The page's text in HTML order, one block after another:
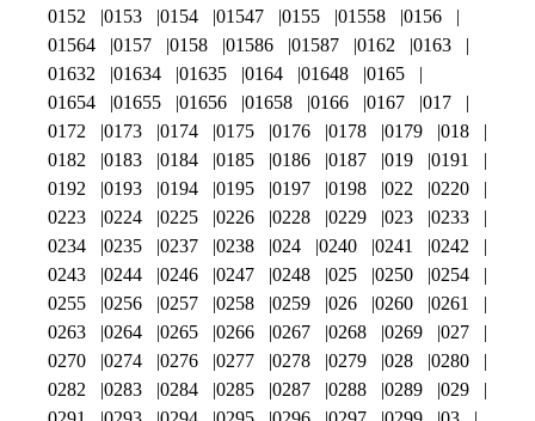
0152
0153 0154 01547 0155 01558
0156
01564
0157 0158 01586 01587 0162
0163
01632
01634 01635 0164 01648
0165
01654
01655 01656 01658 0166 0167
017
0172
0173 0174 0175 0176 0178 0179
018
0182
0183 0184 0185 0186 0187 019
0191
0192
0193 0194 0195 0197 0198 022
0220
0223
0224 0225 0226 0228 0229 023
0233
0234
0235 0237 0238 024 0240 0241
0242
0243
0244 0246 0247 0248 025 0250
0254
0255
0256 0257 0258 0259 026 0260
0261
0263
0264 0265 0266 0267 0268 0269
027
0270
0274 0276 0277 0278 0279 028
0280
0282
0283 0284 0285 0287 0288 0289
029